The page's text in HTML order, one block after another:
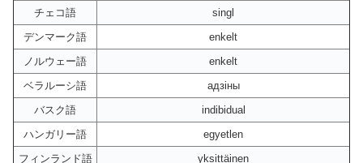
チェコ語
singl
デンマーク語
enkelt
ノルウェー語
enkelt
ベラルーシ語
адзіны
バスク語
indibidual
ハンガリー語
egyetlen
フィンランド語
yksittäinen